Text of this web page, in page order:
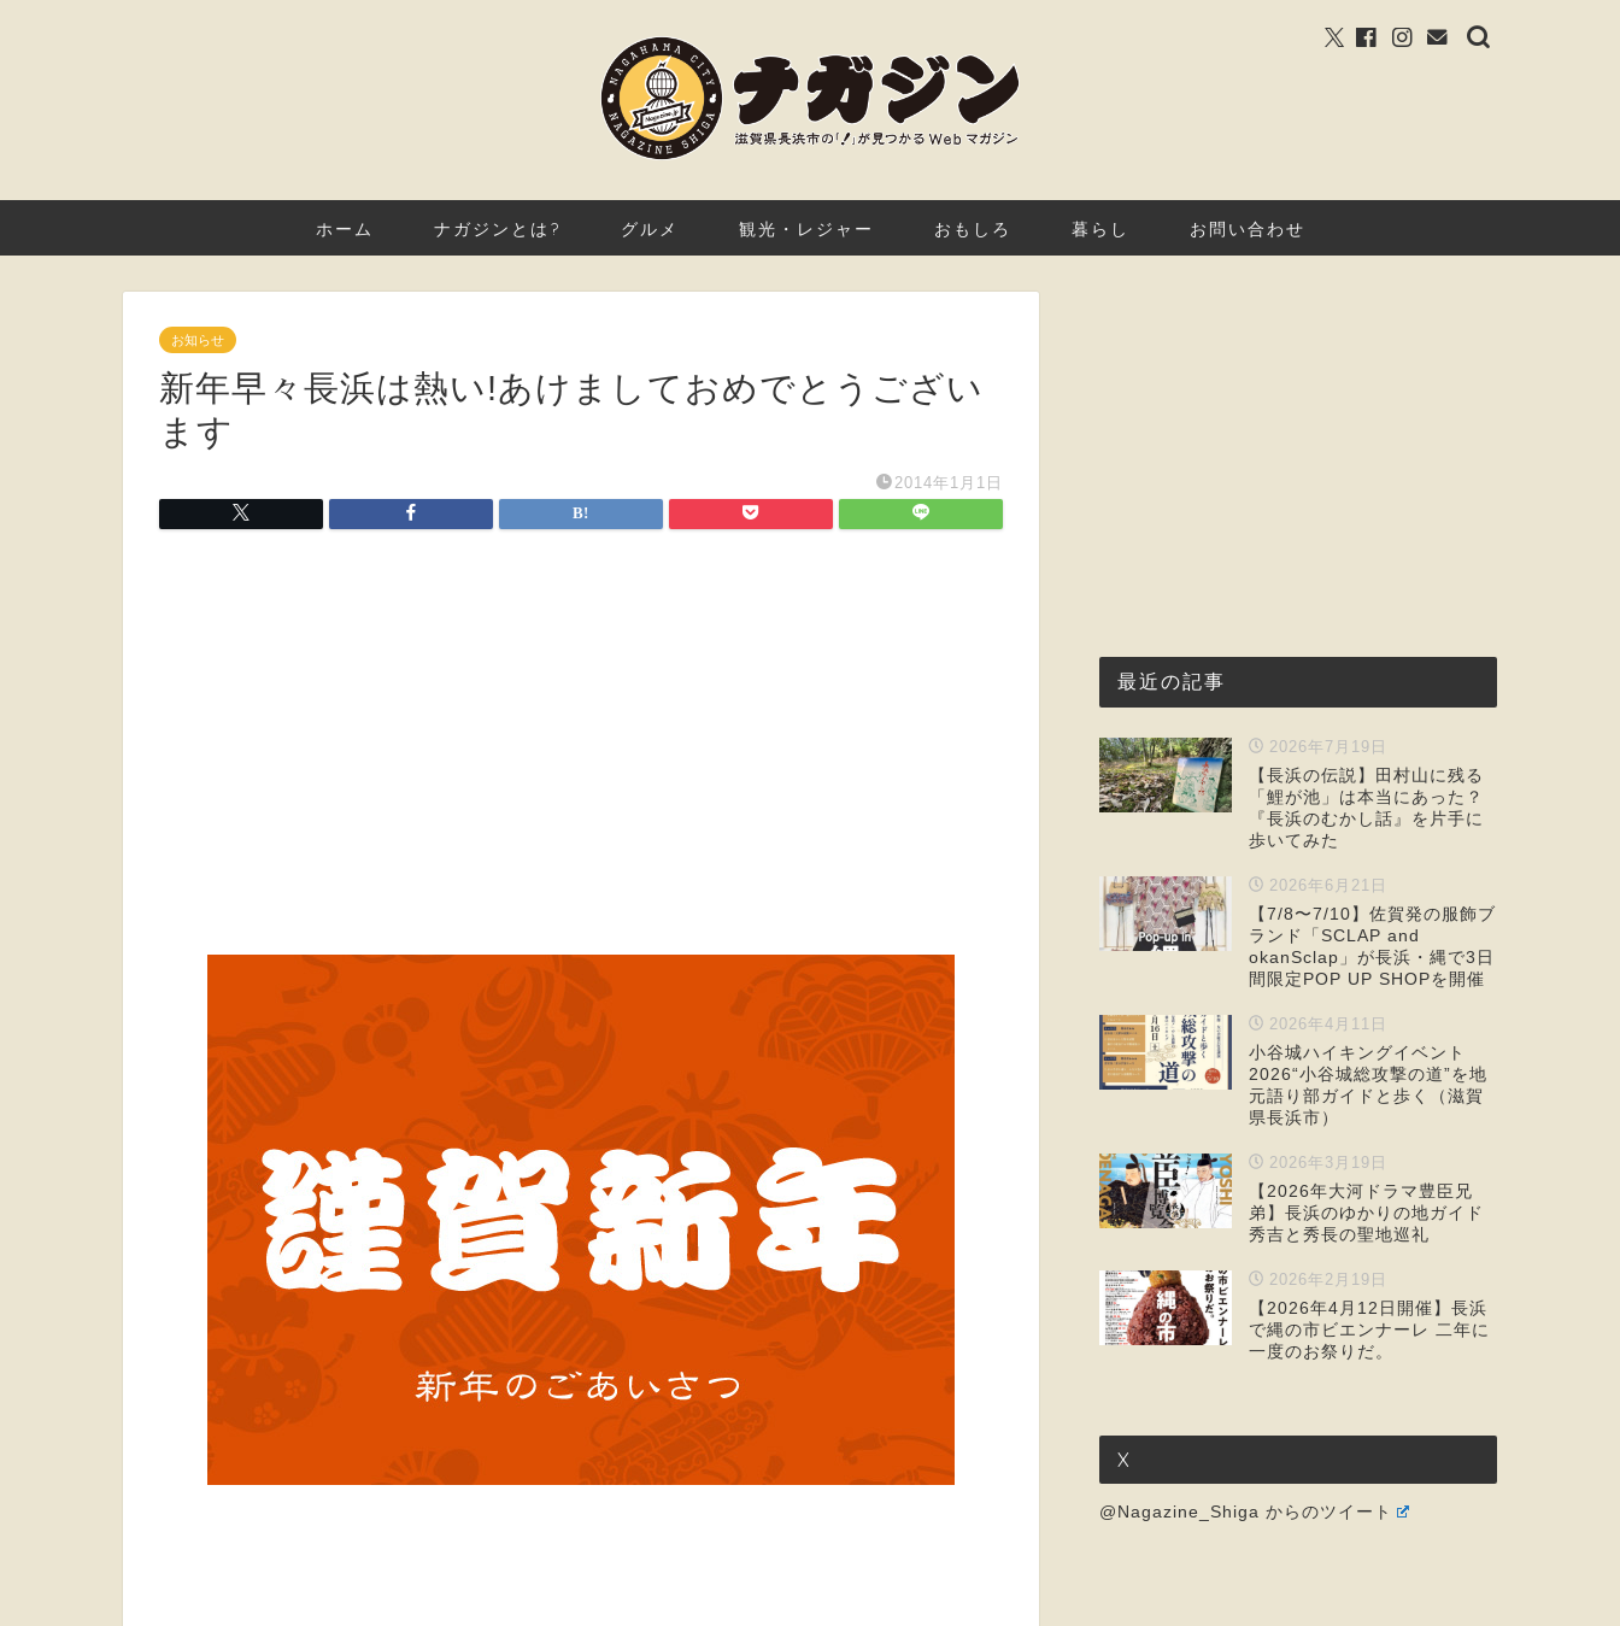
ホーム ナガジンとは? グルメ 観光・レジャー おもしろ 暮らし お問い合わせ
お知らせ
新年早々長浜は熱い!あけましておめでとうござい
ます
2014年1月1日
最近の記事
2026年7月19日
【長浜の伝説】田村山に残る
「鯉が池」は本当にあった？
『長浜のむかし話』を片手に
歩いてみた
2026年6月21日
【7/8〜7/10】佐賀発の服飾ブ
ランド「SCLAP and
okanSclap」が長浜・縄で3日
間限定POP UP SHOPを開催
2026年4月11日
小谷城ハイキングイベント
2026“小谷城総攻撃の道”を地
元語り部ガイドと歩く（滋賀
県長浜市）
2026年3月19日
【2026年大河ドラマ豊臣兄
弟】長浜のゆかりの地ガイド
秀吉と秀長の聖地巡礼
2026年2月19日
【2026年4月12日開催】長浜
で縄の市ビエンナーレ 二年に
一度のお祭りだ。
X
@Nagazine_Shiga からのツイート